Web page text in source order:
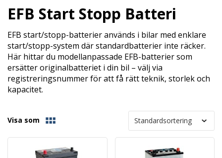
EFB Start Stopp Batteri
EFB start/stopp-batterier används i bilar med enklare
start/stopp-system där standardbatterier inte räcker.
Här hittar du modellanpassade EFB-batterier som
ersätter originalbatteriet i din bil – välj via
registreringsnummer för att få rätt teknik, storlek och
kapacitet.
Visa som